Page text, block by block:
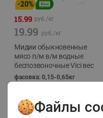
-20%
15.99 руб./кг
19.99 руб./кг
Мидии обыкновенные
мясо п/м в/м водные
беспозвоночные Vici вес
фасовка: 0,15-0,65кг
Файлы